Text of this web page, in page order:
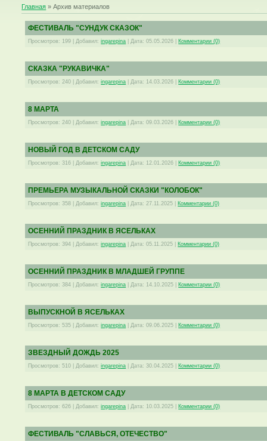
Главная »Архив материалов
ФЕСТИВАЛЬ "СУНДУК СКАЗОК"
Просмотров: 199 Добавил: ingarepina Дата: 05.05.2026 Комментарии (0)
СКАЗКА "РУКАВИЧКА"
Просмотров: 240 Добавил: ingarepina Дата: 14.03.2026 Комментарии (0)
8 МАРТА
Просмотров: 240 Добавил: ingarepina Дата: 09.03.2026 Комментарии (0)
НОВЫЙ ГОД В ДЕТСКОМ САДУ
Просмотров: 316 Добавил: ingarepina Дата: 12.01.2026 Комментарии (0)
ПРЕМЬЕРА МУЗЫКАЛЬНОЙ СКАЗКИ "КОЛОБОК"
Просмотров: 358 Добавил: ingarepina Дата: 27.11.2025 Комментарии (0)
ОСЕННИЙ ПРАЗДНИК В ЯСЕЛЬКАХ
Просмотров: 394 Добавил: ingarepina Дата: 05.11.2025 Комментарии (0)
ОСЕННИЙ ПРАЗДНИК В МЛАДШЕЙ ГРУППЕ
Просмотров: 384 Добавил: ingarepina Дата: 14.10.2025 Комментарии (0)
ВЫПУСКНОЙ В ЯСЕЛЬКАХ
Просмотров: 535 Добавил: ingarepina Дата: 09.06.2025 Комментарии (0)
ЗВЕЗДНЫЙ ДОЖДЬ 2025
Просмотров: 510 Добавил: ingarepina Дата: 30.04.2025 Комментарии (0)
8 МАРТА В ДЕТСКОМ САДУ
Просмотров: 626 Добавил: ingarepina Дата: 10.03.2025 Комментарии (0)
ФЕСТИВАЛЬ "СЛАВЬСЯ, ОТЕЧЕСТВО"